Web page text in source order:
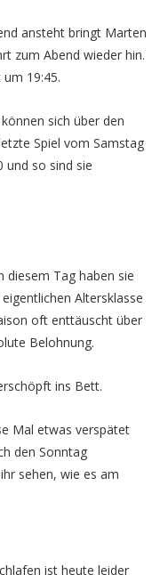
ansteht bringt Marten
zum Abend wieder hin.
19:45.
sich über den
Spiel vom Samstag
und so sind sie
diesem Tag haben sie
Altersklasse
oft enttäuscht über
Belohnung.
ins Bett.
Mal etwas verspätet
den Sonntag
sehen, wie es am
ist heute leider